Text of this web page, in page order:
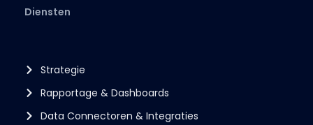
Diensten
Strategie
Rapportage & Dashboards
Data Connectoren & Integraties